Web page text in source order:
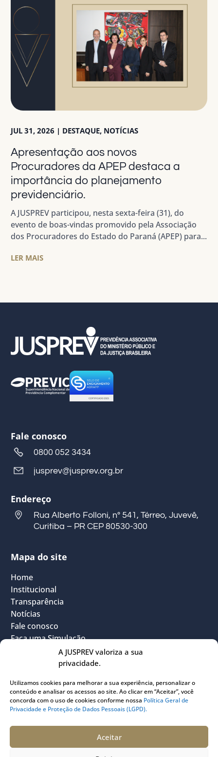
A JUSPREV valoriza a sua
privacidade.
Utilizamos cookies para melhorar a sua experiência, personalizar o
conteúdo e analisar os acessos ao site. Ao clicar em “Aceitar”, você
concorda com o uso de cookies conforme nossa Política Geral de
Privacidade e Proteção de Dados Pessoais (LGPD).
Aceitar
Apresentação aos novos
Procuradores da APEP destaca a
importância do planejamento
previdenciário.
JUL 31, 2026 | DESTAQUE, NOTÍCIAS
A JUSPREV participou, nesta sexta-feira (31), do
evento de boas-vindas promovido pela Associação
dos Procuradores do Estado do Paraná (APEP) para...
LER MAIS
Fale conosco
0800 052 3434
jusprev@jusprev.org.br
Endereço
Rua Alberto Folloni, nº 541, Térreo, Juvevê,
Curitiba – PR CEP 80530-300
Mapa do site
Home
Institucional
Transparência
Notícias
Fale conosco
Faça uma Simulação
Sou Participante
Sou Instituidora
Conheça o PLANJUS
Quem pode participar